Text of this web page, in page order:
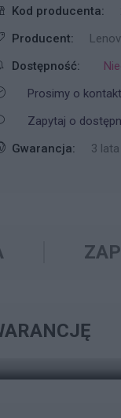
Kod producenta:
Producent:
Dostępność:
Prosimy o kontakt
Zapytaj o
Gwarancja:
3 lata